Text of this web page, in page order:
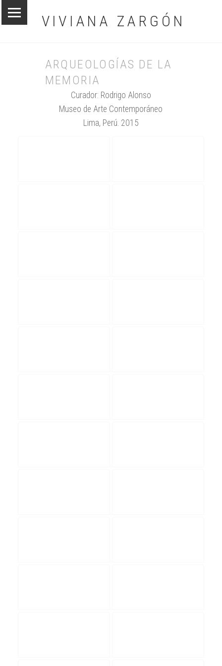
VIVIANA ZARGÓN
ARQUEOLOGÍAS DE LA
MEMORIA
Curador: Rodrigo Alonso
Museo de Arte Contemporáneo
Lima, Perú. 2015